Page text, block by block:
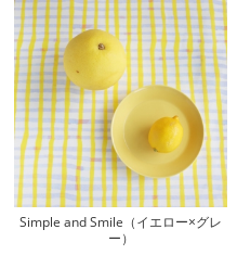
Simple and Smile（イエロー×グレ
ー）